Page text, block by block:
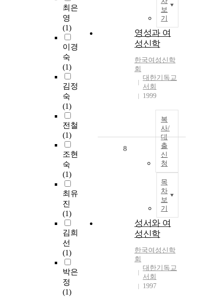
최은
영
(1)
이경
숙
(1)
김정
숙
(1)
전철
(1)
조현
숙
(1)
최유
진
(1)
김희
선
(1)
박은
정
(1)
보
기
영성과 여
성신학
한국여성신학
회
대한기독교
서회
1999
복
사/
대
출
신
청
목
차
보
기
8
성서와 여
성신학
한국여성신학
회
대한기독교
서회
1997